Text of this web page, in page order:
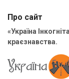
Про сайт
«Україна
краєзнавства.